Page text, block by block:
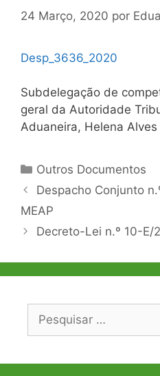
24 Março, 2020 por
Desp_3636_2020
Subdelegação de
geral da Autoridade
Aduaneira, Helena Alves
Categorias
Outros Documentos
Navegação
de
Despacho Conjunto
MEAP
Decreto-Lei n.º 10-
Pesquisar